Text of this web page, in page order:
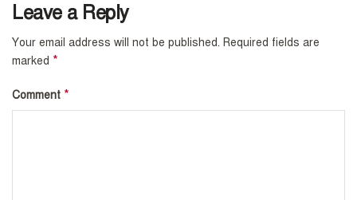
Leave a Reply
Your email address will not be published. Required fields are
marked *
Comment *